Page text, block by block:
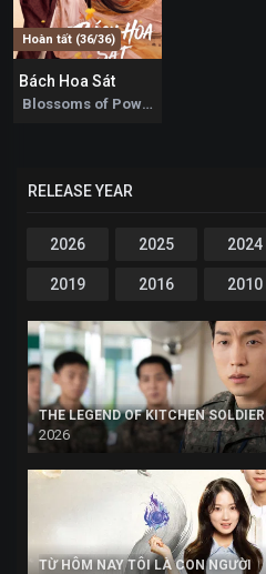
Hoàn tất (36/36)
Bách Hoa Sát
Blossoms of Power 2026
RELEASE YEAR
2026 2025 2024
2019 2016 2010
THE LEGEND OF KITCHEN SOLDIER
2026
TỪ HÔM NAY TÔI LÀ CON NGƯỜI